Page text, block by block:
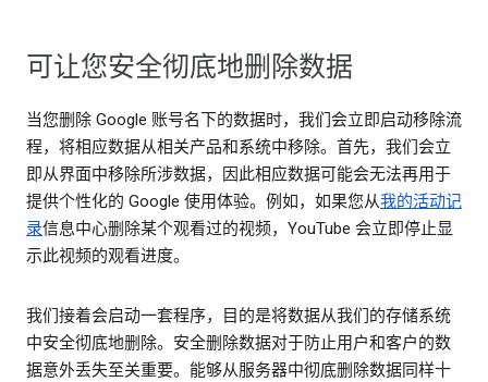
可让您安全彻底地删除数据
当您删除 Google 账号名下的数据时，我们会立即启动移除流
程，将相应数据从相关产品和系统中移除。首先，我们会立
即从界面中移除所涉数据，因此相应数据可能会无法再用于
提供个性化的 Google 使用体验。例如，如果您从我的活动记
录信息中心删除某个观看过的视频，YouTube 会立即停止显
示此视频的观看进度。
我们接着会启动一套程序，目的是将数据从我们的存储系统
中安全彻底地删除。安全删除数据对于防止用户和客户的数
据意外丢失至关重要。能够从服务器中彻底删除数据同样十